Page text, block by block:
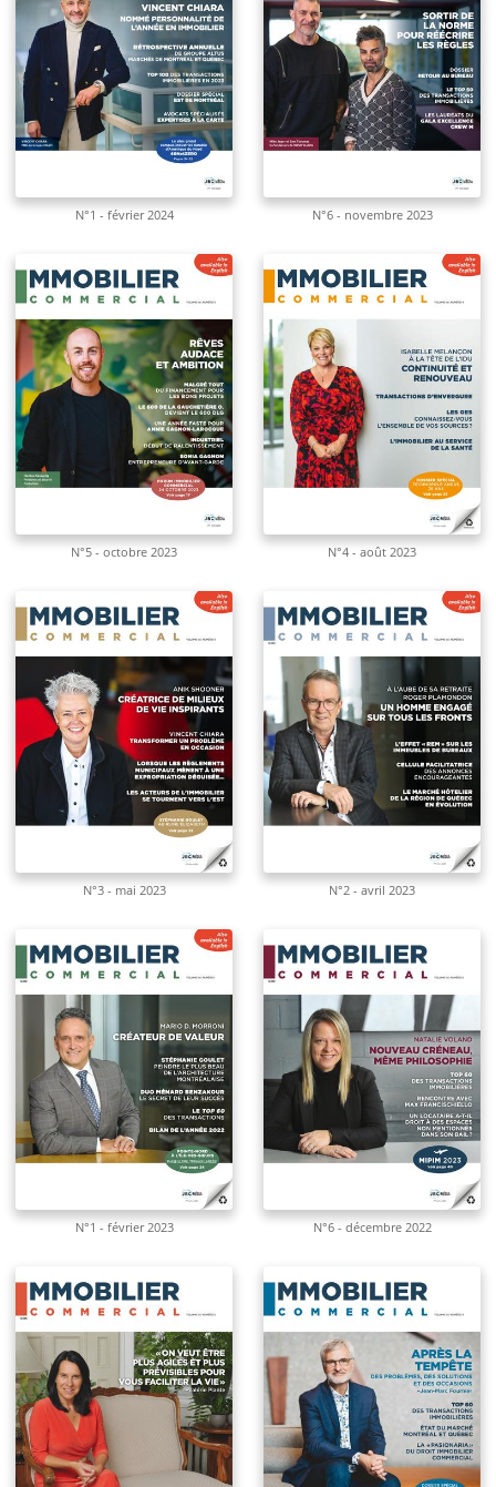
N°1 - février 2024 N°6 - novembre 2023
N°5 - octobre 2023 N°4 - août 2023
N°3 - mai 2023 N°2 - avril 2023
N°1 - février 2023 N°6 - décembre 2022